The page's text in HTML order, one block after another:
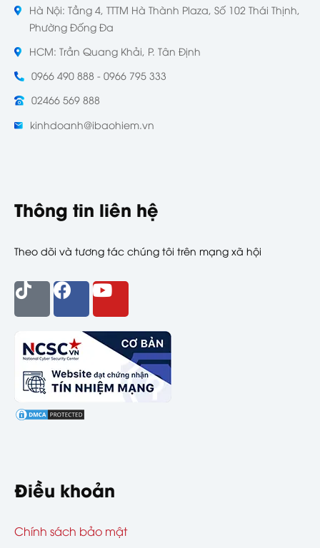
Hà Nội: Tầng 4, TTTM Hà Thành Plaza, Số 102 Thái Thịnh,
Phường Đống Đa
HCM: Trần Quang Khải, P. Tân Định
0966 490 888 - 0966 795 333
02466 569 888
kinhdoanh@ibaohiem.vn
Thông tin liên hệ
Theo dõi và tương tác chúng tôi trên mạng xã hội
Điều khoản
Chính sách bảo mật